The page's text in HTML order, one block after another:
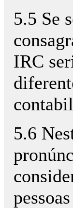
5.5 Se
IRC
5.6